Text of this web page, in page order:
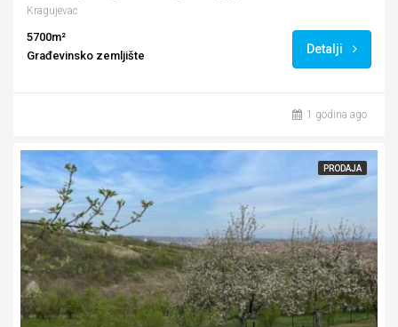
Kragujevac
5700m²
Građevinsko zemljište
Detalji
1 godina ago
PRODAJA